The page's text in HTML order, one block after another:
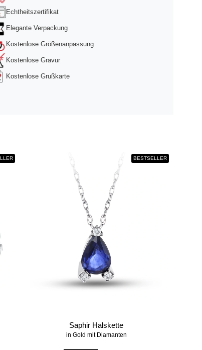
Echtheitszertifikat
Elegante Verpackung
Kostenlose Größenanpassung
Kostenlose Gravur
Kostenlose Grußkarte
BESTSELLER
Saphir Halskette
in Gold mit Diamanten